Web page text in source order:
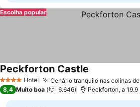
Escolha popular
4 EstrelasHotel Cenário tranquilo nas colinas
Peckforton Castle
8,4 Muito boa 6.646 Peckforton, a 19.9